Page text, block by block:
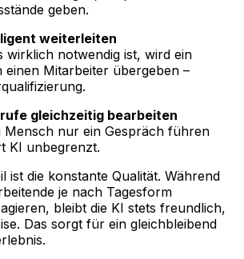
geben.
weiterleiten
wirklich notwendig ist, wird ein
einen Mitarbeiter übergeben –
gleichzeitig bearbeiten
Mensch nur ein Gespräch führen
KI unbegrenzt.
ist die konstante Qualität. Während
je nach Tagesform
bleibt die KI stets freundlich,
Das sorgt für ein gleichbleibend